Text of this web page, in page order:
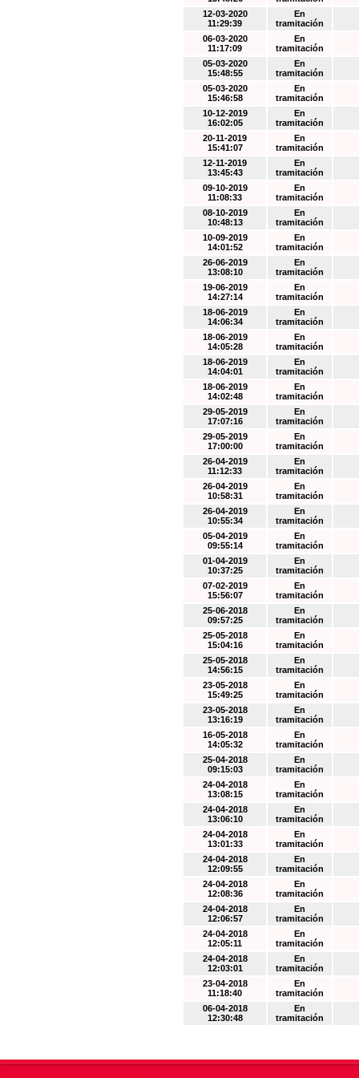
12-03-2020
11:29:39
En
tramitación
06-03-2020
11:17:09
En
tramitación
05-03-2020
15:48:55
En
tramitación
05-03-2020
15:46:58
En
tramitación
10-12-2019
16:02:05
En
tramitación
20-11-2019
15:41:07
En
tramitación
12-11-2019
13:45:43
En
tramitación
09-10-2019
11:08:33
En
tramitación
08-10-2019
10:48:13
En
tramitación
10-09-2019
14:01:52
En
tramitación
26-06-2019
13:08:10
En
tramitación
19-06-2019
14:27:14
En
tramitación
18-06-2019
14:06:34
En
tramitación
18-06-2019
14:05:28
En
tramitación
18-06-2019
14:04:01
En
tramitación
18-06-2019
14:02:48
En
tramitación
29-05-2019
17:07:16
En
tramitación
29-05-2019
17:00:00
En
tramitación
26-04-2019
11:12:33
En
tramitación
26-04-2019
10:58:31
En
tramitación
26-04-2019
10:55:34
En
tramitación
05-04-2019
09:55:14
En
tramitación
01-04-2019
10:37:25
En
tramitación
07-02-2019
15:56:07
En
tramitación
25-06-2018
09:57:25
En
tramitación
25-05-2018
15:04:16
En
tramitación
25-05-2018
14:56:15
En
tramitación
23-05-2018
15:49:25
En
tramitación
23-05-2018
13:16:19
En
tramitación
16-05-2018
14:05:32
En
tramitación
25-04-2018
09:15:03
En
tramitación
24-04-2018
13:08:15
En
tramitación
24-04-2018
13:06:10
En
tramitación
24-04-2018
13:01:33
En
tramitación
24-04-2018
12:09:55
En
tramitación
24-04-2018
12:08:36
En
tramitación
24-04-2018
12:06:57
En
tramitación
24-04-2018
12:05:11
En
tramitación
24-04-2018
12:03:01
En
tramitación
23-04-2018
11:18:40
En
tramitación
06-04-2018
12:30:48
En
tramitación